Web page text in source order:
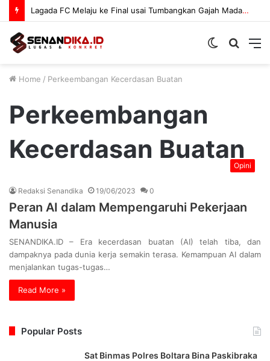
Lagada FC Melaju ke Final usai Tumbangkan Gajah Mada 3-1
Search
Switch
Home / Perkeembangan Kecerdasan Buatan
Perkeembangan
Kecerdasan Buatan
Opini
Redaksi Senandika 19/06/2023 0
Peran AI dalam Mempengaruhi Pekerjaan
Manusia
SENANDIKA.ID – Era kecerdasan buatan (AI) telah tiba, dan
dampaknya pada dunia kerja semakin terasa. Kemampuan AI dalam
menjalankan tugas-tugas…
Read More »
Popular Posts
Sat Binmas Polres Boltara Bina Paskibraka